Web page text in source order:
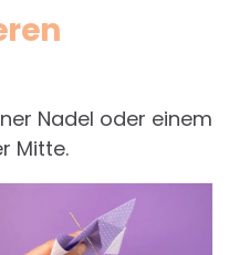
Nadel oder einem
Mitte.